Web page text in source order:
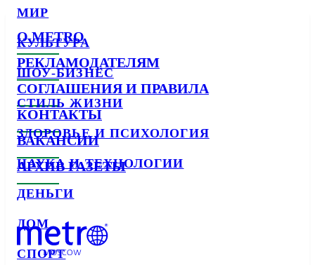
МИР
КУЛЬТУРА
ШОУ-БИЗНЕС
СТИЛЬ ЖИЗНИ
ЗДОРОВЬЕ И ПСИХОЛОГИЯ
НАУКА И ТЕХНОЛОГИИ
ДЕНЬГИ
ДОМ
СПОРТ
О METRO
РЕКЛАМОДАТЕЛЯМ
СОГЛАШЕНИЯ И ПРАВИЛА
КОНТАКТЫ
ВАКАНСИИ
АРХИВ ГАЗЕТЫ